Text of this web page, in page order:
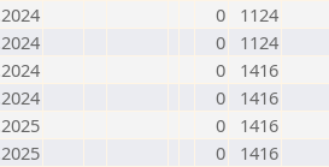
0
1124
0
1124
0
1416
0
1416
0
1416
0
1416